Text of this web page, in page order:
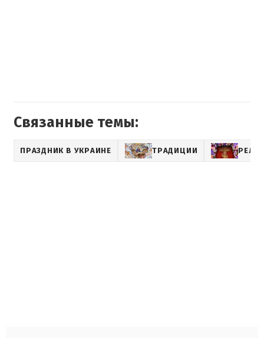
Связанные темы:
ПРАЗДНИК В УКРАИНЕ ТРАДИЦИИ